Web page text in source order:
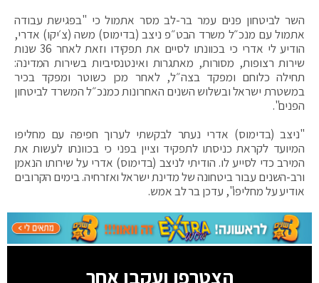
השר לביטחון פנים עמר בר-לב מסר אתמול כי "בפגישת עבודה
אתמול עם מנכ״ל משרד הבט״פ ניצב (בדימוס) משה (צ׳יקו) אדרי,
הודיע לי אדרי כי בכוונתו לסיים את תפקידו וזאת לאחר 36 שנות
שירות רצופות, מסורות, מאתגרות ואינטנסיביות בשירות המדינה:
תחילה כלוחם ומפקד בצה״ל, לאחר מכן כשוטר ומפקד בכיר
במשטרת ישראל ובשלוש השנים האחרונות כמנכ״ל המשרד לביטחון
הפנים".
"ניצב (בדימוס) אדרי נעתר לבקשתי לערוך חפיפה עם מחליפו
המיועד לקראת כניסתו לתפקיד וציין בפני כי בכוונתו לעשות את
המירב כדי לסייע לו. הודיתי לניצב (בדימוס) אדרי על שירותו הנאמן
ורב-השנים עבור ביטחונה של מדינת ישראל ואזרחיה. בימים הקרובים
אודיע על מחליפו", עדכן בר לב אמש.
הצטרפו ועקבו אחר